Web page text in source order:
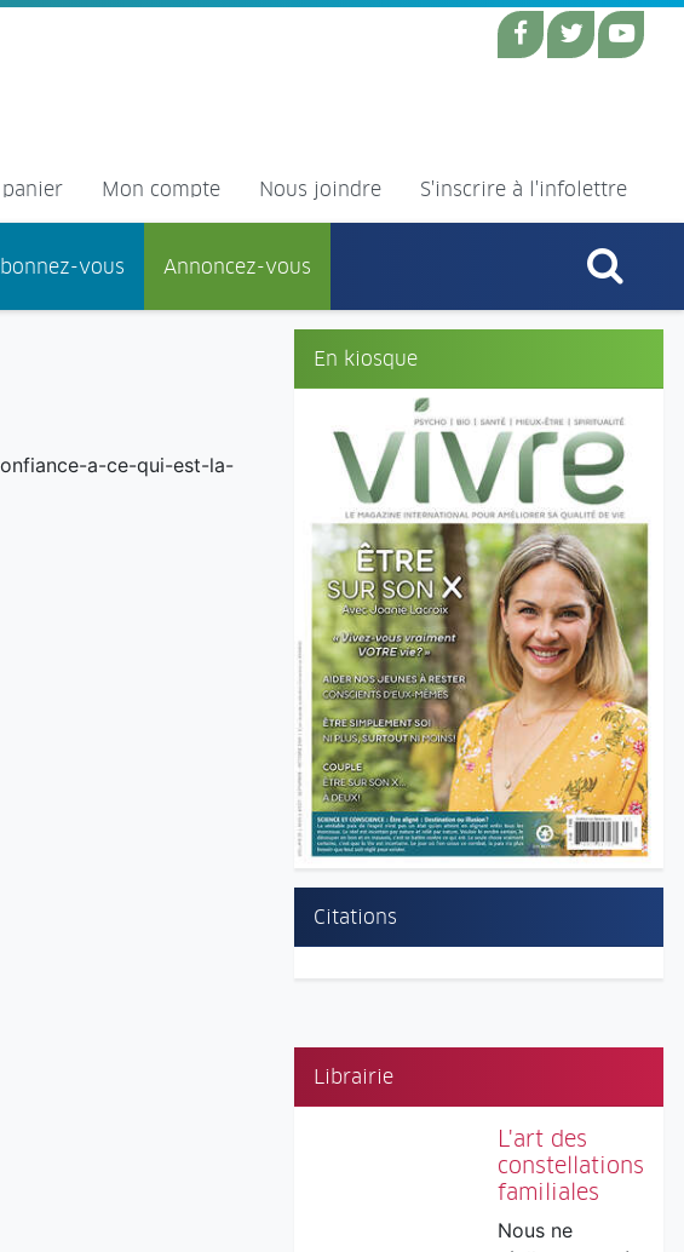
Mon compte Nous joindre S'inscrire à l'infolettre
vous Annoncez-vous
En kiosque
Citations
Librairie
L'art des
constellations
familiales
Nous ne
a-ce-qui-est-la-